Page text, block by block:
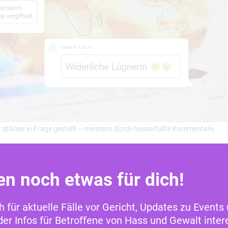
in Frage gestellt – meistens durch hasserfüllte Kommentare.
Desinformationskampagnen
Risiko weltweit.
und zugänglicher Fakten vermittelt
werden die Menschen gegenüber
– im Koalitionsvertragist deshalb
noch etwas für dich!
für aktuelle Fälle vor Gericht, Updates zu Events
Infos für Betroffene von Hass und Gewalt